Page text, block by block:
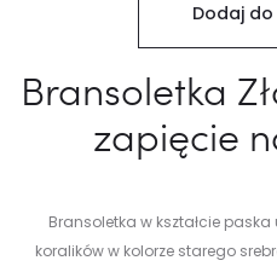
Dodaj
Bransoletka
zapięcie
Bransoletka w kształcie
koralików w kolorze starego